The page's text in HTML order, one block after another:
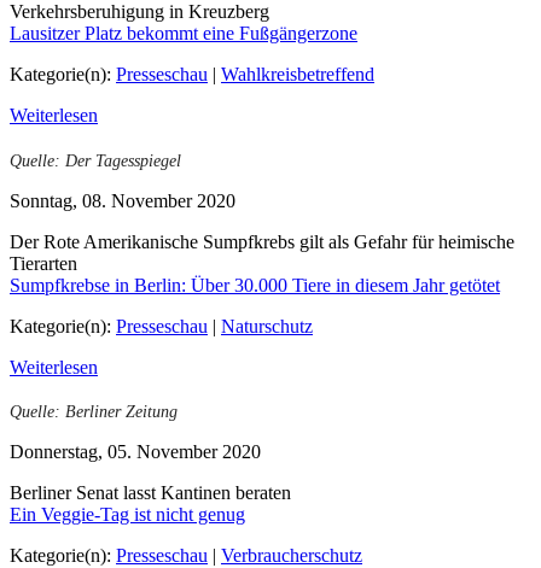
Verkehrsberuhigung in Kreuzberg
Lausitzer Platz bekommt eine Fußgängerzone
Kategorie(n): Presseschau | Wahlkreisbetreffend
Weiterlesen
Quelle: Der Tagesspiegel
Sonntag, 08. November 2020
Der Rote Amerikanische Sumpfkrebs gilt als Gefahr für heimische
Tierarten
Sumpfkrebse in Berlin: Über 30.000 Tiere in diesem Jahr getötet
Kategorie(n): Presseschau | Naturschutz
Weiterlesen
Quelle: Berliner Zeitung
Donnerstag, 05. November 2020
Berliner Senat lasst Kantinen beraten
Ein Veggie-Tag ist nicht genug
Kategorie(n): Presseschau | Verbraucherschutz